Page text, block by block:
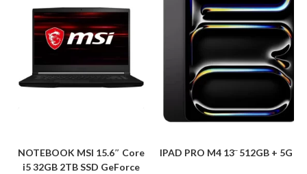
NOTEBOOK MSI 15.6″ Core
i5 32GB 2TB SSD GeForce
IPAD PRO M4 13¨ 512GB + 5G